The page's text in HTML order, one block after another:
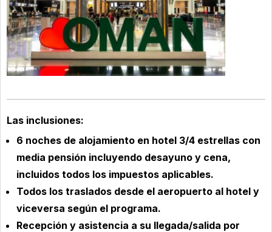
Las inclusiones:
6 noches de alojamiento en hotel 3/4 estrellas con
media pensión incluyendo desayuno y cena,
incluidos todos los impuestos aplicables.
Todos los traslados desde el aeropuerto al hotel y
viceversa según el programa.
Recepción y asistencia a su llegada/salida por